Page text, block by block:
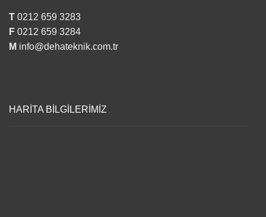
T 0212 659 3283
F 0212 659 3284
M info@dehateknik.com.tr
HARİTA BİLGİLERİMİZ